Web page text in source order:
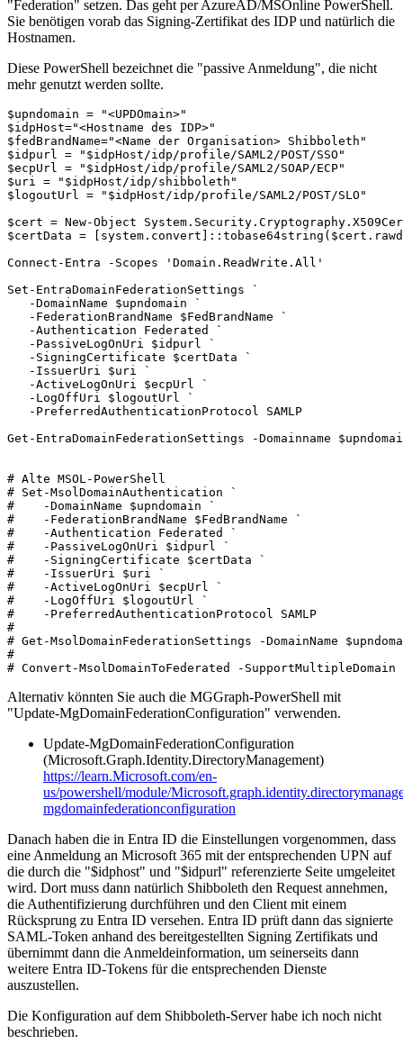
"Federation" setzen. Das geht per AzureAD/MSOnline PowerShell.
Sie benötigen vorab das Signing-Zertifikat des IDP und natürlich die
Hostnamen.
Diese PowerShell bezeichnet die "passive Anmeldung", die nicht
mehr genutzt werden sollte.
$upndomain = "<UPDOmain>"
$idpHost="<Hostname des IDP>"
$fedBrandName="<Name der Organisation> Shibboleth"
$idpurl = "$idpHost/idp/profile/SAML2/POST/SSO"
$ecpUrl = "$idpHost/idp/profile/SAML2/SOAP/ECP"
$uri = "$idpHost/idp/shibboleth"
$logoutUrl = "$idpHost/idp/profile/SAML2/POST/SLO"
$cert = New-Object
$certData =
Connect-Entra -Scopes 'Domain.ReadWrite.All'
Set-EntraDomainFederationSettings `
   -DomainName $upndomain `
   -FederationBrandName $FedBrandName `
   -Authentication Federated `
   -PassiveLogOnUri $idpurl `
   -SigningCertificate $certData `
   -IssuerUri $uri `
   -ActiveLogOnUri $ecpUrl `
   -LogOffUri $logoutUrl `
   -PreferredAuthenticationProtocol SAMLP
Get-EntraDomainFederationSettings -Domainname
# Alte MSOL-PowerShell
# Set-MsolDomainAuthentication `
#    -DomainName $upndomain `
#    -FederationBrandName $FedBrandName `
#    -Authentication Federated `
#    -PassiveLogOnUri $idpurl `
#    -SigningCertificate $certData `
#    -IssuerUri $uri `
#    -ActiveLogOnUri $ecpUrl `
#    -LogOffUri $logoutUrl `
#    -PreferredAuthenticationProtocol SAMLP
#
# Get-MsolDomainFederationSettings -DomainName
#
# Convert-MsolDomainToFederated -SupportMultipleDomain -
Alternativ könnten Sie auch die MGGraph-PowerShell mit
"Update-MgDomainFederationConfiguration" verwenden.
Update-MgDomainFederationConfiguration
(Microsoft.Graph.Identity.DirectoryManagement)
https://learn.Microsoft.com/en-
us/powershell/module/
mgdomainfederationconfiguration
Danach haben die in Entra ID die Einstellungen vorgenommen, dass
eine Anmeldung an Microsoft 365 mit der entsprechenden UPN auf
die durch die "$idphost" und "$idpurl" referenzierte Seite umgeleitet
wird. Dort muss dann natürlich Shibboleth den Request annehmen,
die Authentifizierung durchführen und den Client mit einem
Rücksprung zu Entra ID versehen. Entra ID prüft dann das signierte
SAML-Token anhand des bereitgestellten Signing Zertifikats und
übernimmt dann die Anmeldeinformation, um seinerseits dann
weitere Entra ID-Tokens für die entsprechenden Dienste
auszustellen.
Die Konfiguration auf dem Shibboleth-Server habe ich noch nicht
beschrieben.